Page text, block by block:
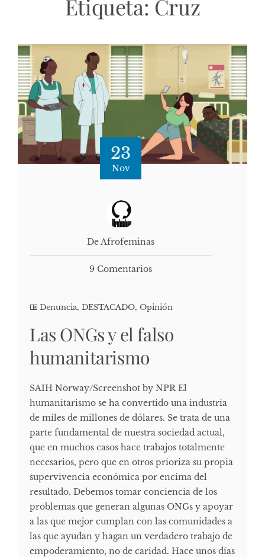
Etiqueta: Cruz
23
Nov
De Afrofeminas
9 Comentarios
Denuncia, DESTACADO, Opinión
Las ONGs y el falso
humanitarismo
SAIH Norway/Screenshot by NPR El
humanitarismo se ha convertido una industria
de miles de millones de dólares. Se trata de una
parte fundamental de nuestra sociedad actual,
que en muchos casos hace trabajos totalmente
necesarios, pero que en otros prioriza su propia
supervivencia económica por encima del
resultado. Debemos tomar conciencia de los
problemas que generan algunas ONGs y apoyar
a las que mejor cumplan con las comunidades a
las que ayudan y hagan un verdadero trabajo de
empoderamiento, no de caridad. Hace unos días